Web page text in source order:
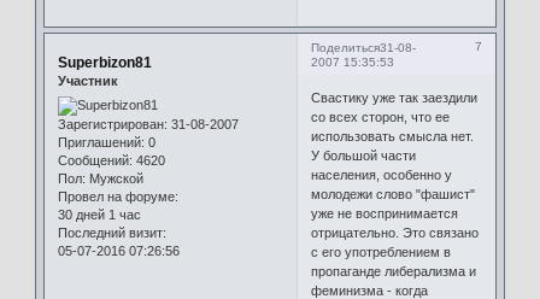
Поделиться 7
31-08-
2007 15:35:53
Superbizon81
Участник
Зарегистрирован: 31-08-2007
Приглашений: 0
Сообщений: 4620
Пол: Мужской
Провел на форуме:
30 дней 1 час
Последний визит:
05-07-2016 07:26:56
Свастику уже так заездили
со всех сторон, что ее
использовать смысла нет.
У большой части
населения, особенно у
молодежи слово "фашист"
уже не воспринимается
отрицательно. Это связано
с его употреблением в
пропаганде либерализма и
феминизма - когда